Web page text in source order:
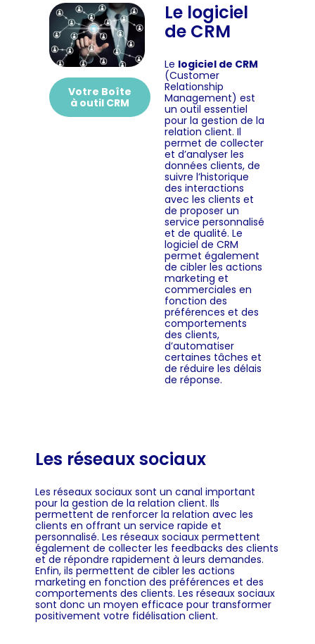
Votre Boîte
à outil CRM
Le logiciel
de CRM
Le logiciel de CRM
(Customer
Relationship
Management) est
un outil essentiel
pour la gestion de la
relation client. Il
permet de collecter
et d’analyser les
données clients, de
suivre l’historique
des interactions
avec les clients et
de proposer un
service personnalisé
et de qualité. Le
logiciel de CRM
permet également
de cibler les actions
marketing et
commerciales en
fonction des
préférences et des
comportements
des clients,
d’automatiser
certaines tâches et
de réduire les délais
de réponse.
Les réseaux sociaux
Les réseaux sociaux sont un canal important
pour la gestion de la relation client. Ils
permettent de renforcer la relation avec les
clients en offrant un service rapide et
personnalisé. Les réseaux sociaux permettent
également de collecter les feedbacks des clients
et de répondre rapidement à leurs demandes.
Enfin, ils permettent de cibler les actions
marketing en fonction des préférences et des
comportements des clients. Les réseaux sociaux
sont donc un moyen efficace pour transformer
positivement votre fidélisation client.